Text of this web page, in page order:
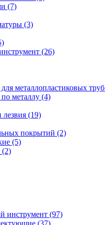
(7)
(3)
(26)
металлопластиковых
металлу (4)
(19)
покрытий (2)
(5)
(2)
инструмент (97)
(37)